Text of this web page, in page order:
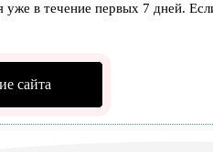
уже в течение первых 7 дней.
сайта